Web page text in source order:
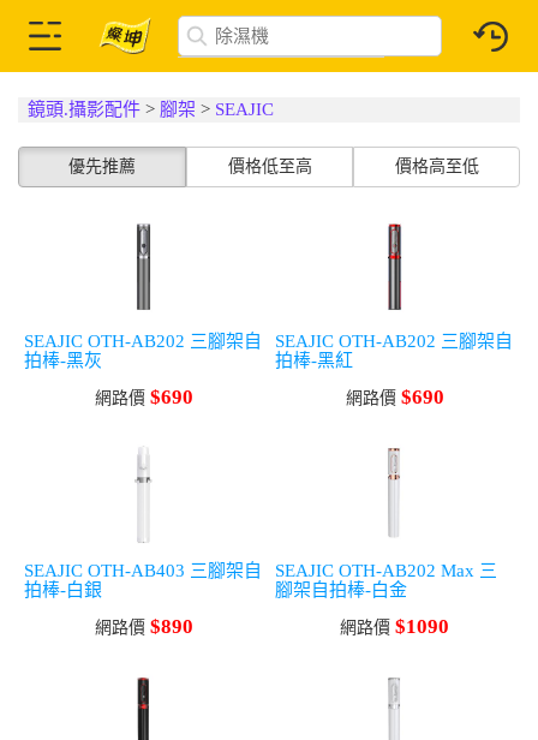
鏡頭.攝影配件 > 腳架 > SEAJIC
優先推薦 價格低至高 價格高至低
SEAJIC OTH-AB202 三腳架自
拍棒-黑灰
網路價 $690
SEAJIC OTH-AB202 三腳架自
拍棒-黑紅
網路價 $690
SEAJIC OTH-AB403 三腳架自
拍棒-白銀
網路價 $890
SEAJIC OTH-AB202 Max 三
腳架自拍棒-白金
網路價 $1090